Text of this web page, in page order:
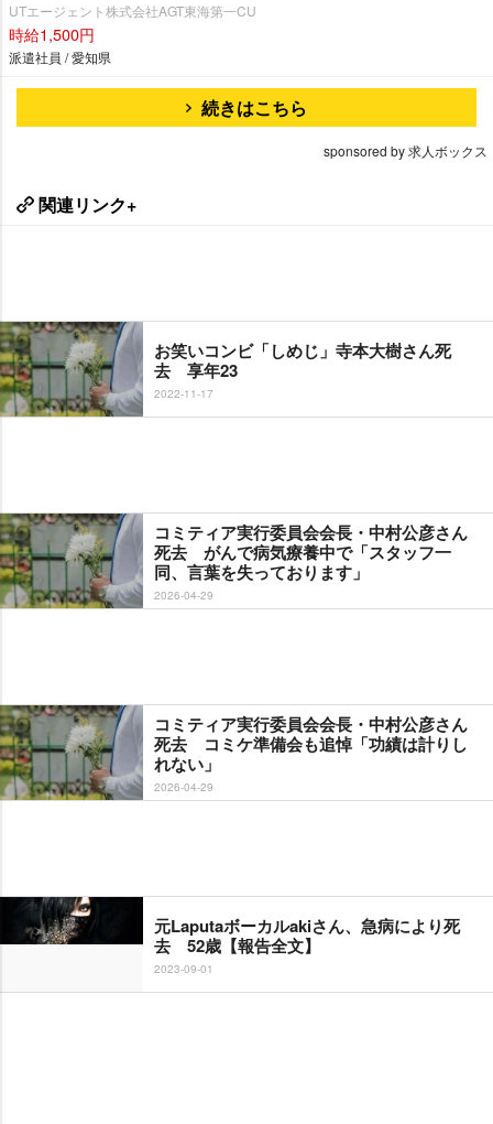
UTエージェント株式会社AGT東海第一CU
時給1,500円
派遣社員 / 愛知県
続きはこちら
sponsored by 求人ボックス
関連リンク+
お笑いコンビ「しめじ」寺本大樹さん死
去 享年23
2022-11-17
コミティア実行委員会会長・中村公彦さん
死去 がんで病気療養中で「スタッフ一
同、言葉を失っております」
2026-04-29
コミティア実行委員会会長・中村公彦さん
死去 コミケ準備会も追悼「功績は計りし
れない」
2026-04-29
元Laputaボーカルakiさん、急病により死
去 52歳【報告全文】
2023-09-01